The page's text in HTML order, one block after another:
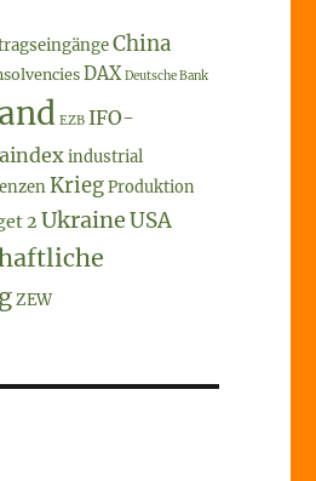
// Prekariat //
China
DAX Deutsche Bank
EZB IFO-
industrial
KriegProduktion
2 UkraineUSA
ZEW